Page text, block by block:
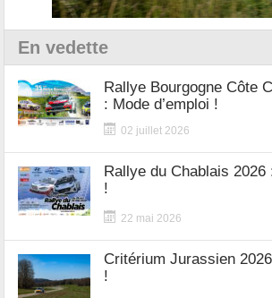
En vedette
Rallye Bourgogne Côte
: Mode d’emploi !
02 juillet 2026
Rallye du Chablais 2026
!
22 mai 2026
Critérium Jurassien
!